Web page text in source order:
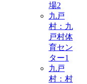
場2
九戸
村：九
戸村体
育セン
ター1
九戸
村：村